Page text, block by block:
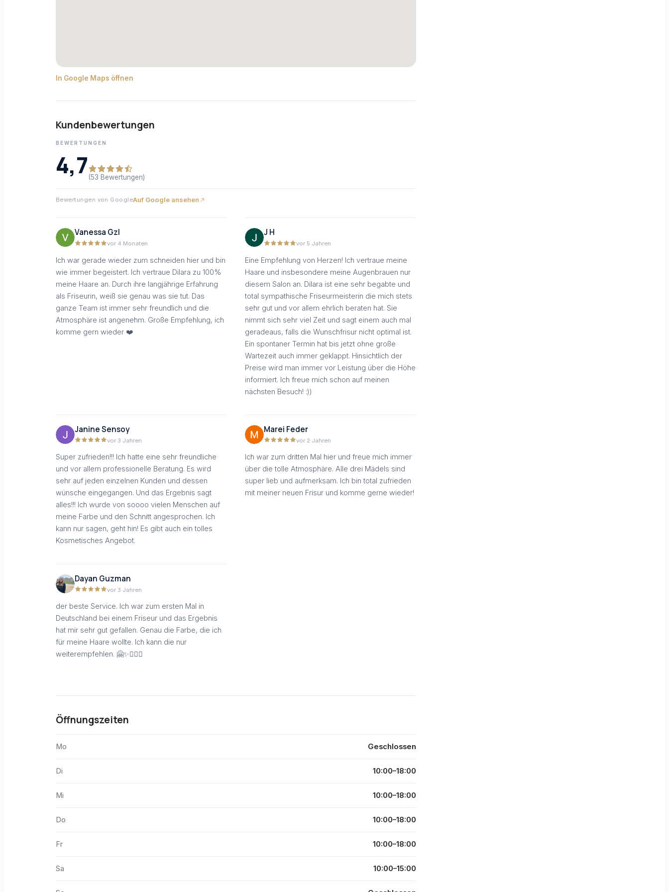
In Google Maps öffnen
Kundenbewertungen
BEWERTUNGEN
4,7 (53 Bewertungen)
Bewertungen von GoogleAuf Google ansehen
Vanessa Gzl
vor 4 Monaten
Ich war gerade wieder zum schneiden hier und bin
wie immer begeistert. Ich vertraue Dilara zu 100%
meine Haare an. Durch ihre langjährige Erfahrung
als Friseurin, weiß sie genau was sie tut. Das
ganze Team ist immer sehr freundlich und die
Atmosphäre ist angenehm. Große Empfehlung, ich
komme gern wieder ❤️
J H
vor 5 Jahren
Eine Empfehlung von Herzen! Ich vertraue meine
Haare und insbesondere meine Augenbrauen nur
diesem Salon an. Dilara ist eine sehr begabte und
total sympathische Friseurmeisterin die mich stets
sehr gut und vor allem ehrlich beraten hat. Sie
nimmt sich sehr viel Zeit und sagt einem auch mal
geradeaus, falls die Wunschfrisur nicht optimal ist.
Ein spontaner Termin hat bis jetzt ohne große
Wartezeit auch immer geklappt. Hinsichtlich der
Preise wird man immer vor Leistung über die Höhe
informiert. Ich freue mich schon auf meinen
nächsten Besuch! :))
Janine Sensoy
vor 3 Jahren
Super zufrieden!!! Ich hatte eine sehr freundliche
und vor allem professionelle Beratung. Es wird
sehr auf jeden einzelnen Kunden und dessen
wünsche eingegangen. Und das Ergebnis sagt
alles!!! Ich wurde von soooo vielen Menschen auf
meine Farbe und den Schnitt angesprochen. Ich
kann nur sagen, geht hin! Es gibt auch ein tolles
Kosmetisches Angebot.
Marei Feder
vor 2 Jahren
Ich war zum dritten Mal hier und freue mich immer
über die tolle Atmosphäre. Alle drei Mädels sind
super lieb und aufmerksam. Ich bin total zufrieden
mit meiner neuen Frisur und komme gerne wieder!
Dayan Guzman
vor 3 Jahren
der beste Service. Ich war zum ersten Mal in
Deutschland bei einem Friseur und das Ergebnis
hat mir sehr gut gefallen. Genau die Farbe, die ich
für meine Haare wollte. Ich kann die nur
weiterempfehlen. 🤗✨💁🏻‍♀️
Öffnungszeiten
Mo Geschlossen
Di 10:00–18:00
Mi 10:00–18:00
Do 10:00–18:00
Fr 10:00–18:00
Sa 10:00–15:00